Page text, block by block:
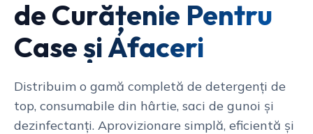
de Curățenie Pentru
Case și Afaceri
Distribuim o gamă completă de detergenți de
top, consumabile din hârtie, saci de gunoi și
dezinfectanți. Aprovizionare simplă, eficientă și